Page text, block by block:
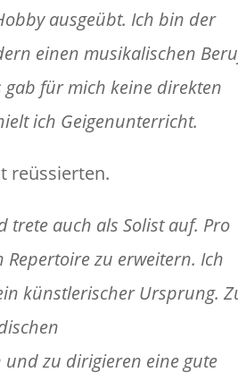
ausgeübt. Ich bin der
einen musikalischen
für mich keine direkten
ich Geigenunterricht.
reüssierten.
trete auch als Solist auf. Pro
zu erweitern. Ich
künstlerischer Ursprung.
und zu dirigieren eine gute